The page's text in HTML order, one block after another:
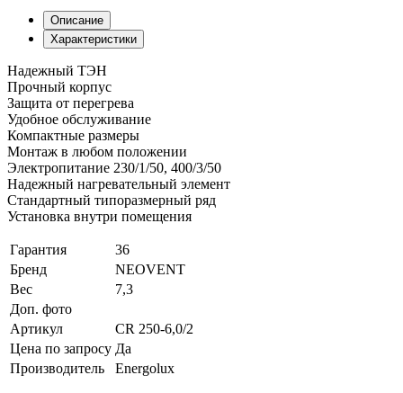
Описание
Характеристики
Надежный ТЭН
Прочный корпус
Защита от перегрева
Удобное обслуживание
Компактные размеры
Монтаж в любом положении
Электропитание 230/1/50, 400/3/50
Надежный нагревательный элемент
Стандартный типоразмерный ряд
Установка внутри помещения
Гарантия
36
Бренд
NEOVENT
Вес
7,3
Доп. фото
Артикул
CR 250-6,0/2
Цена по запросу Да
Производитель
Energolux